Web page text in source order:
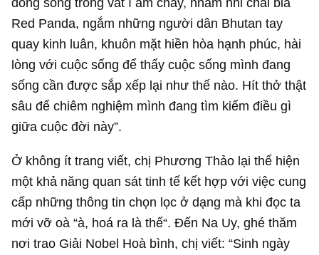
Red Panda, ngắm những người dân Bhutan tay
quay kinh luân, khuôn mặt hiền hòa hạnh phúc, hài
lòng với cuộc sống để thấy cuộc sống mình đang
sống cần được sắp xếp lại như thế nào. Hít thở thật
sâu để chiêm nghiệm mình đang tìm kiếm điều gì
giữa cuộc đời này”.
Ở không ít trang viết, chị Phương Thảo lại thể hiện
một khả năng quan sát tinh tế kết hợp với việc cung
cấp những thông tin chọn lọc ở dạng mà khi đọc ta
mới vỡ oà “à, hoá ra là thế“. Đến Na Uy, ghé thăm
nơi trao Giải Nobel Hoà bình, chị viết: “Sinh ngày